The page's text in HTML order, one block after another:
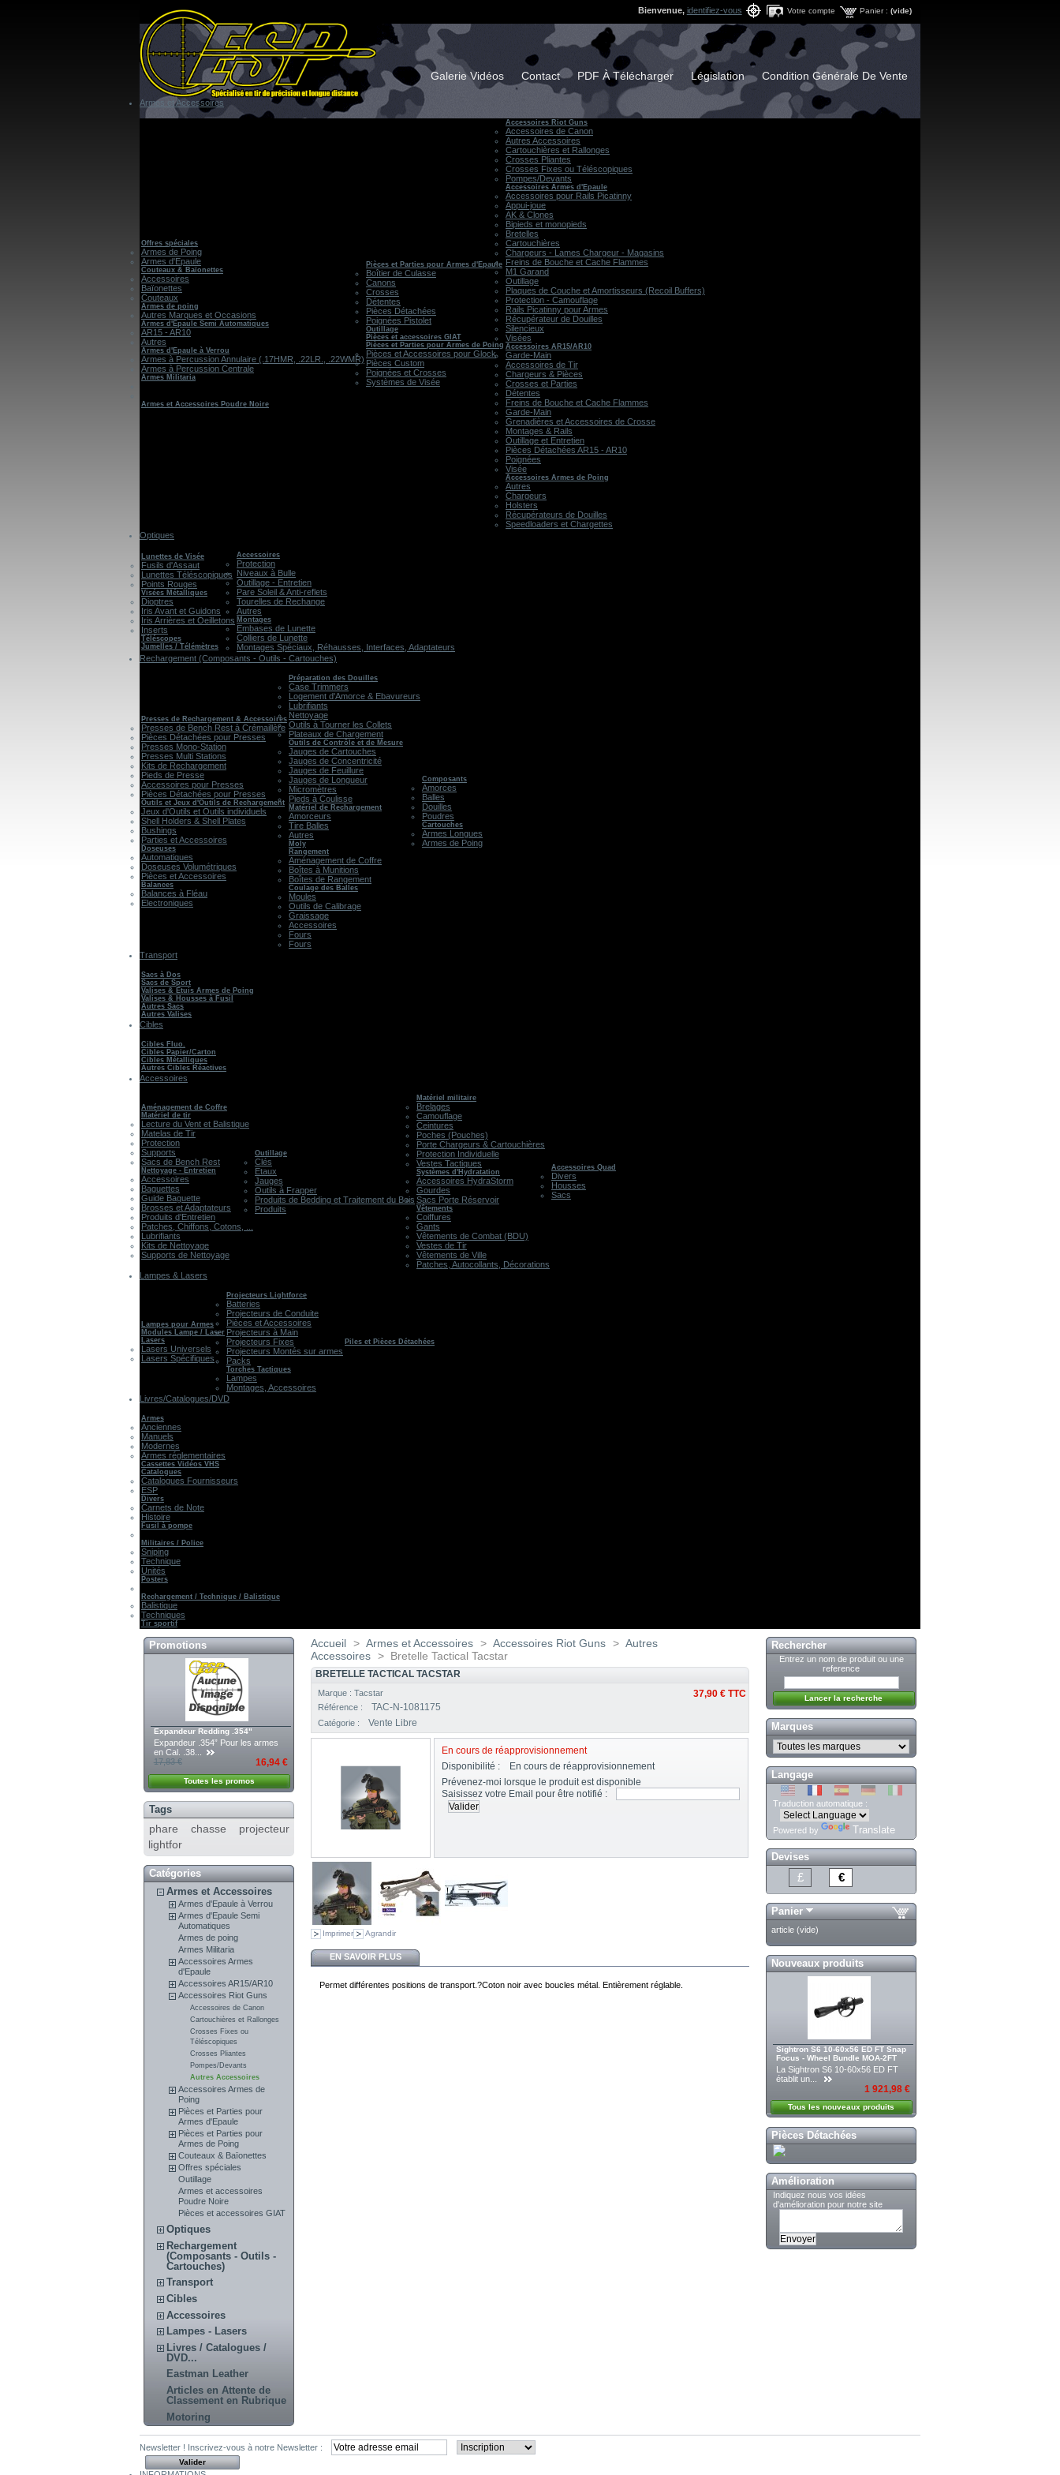
Bienvenue, identifiez-vous Panier : (vide)
Votre compte
Galerie Vidéos Contact PDF À Télécharger Législation Condition Générale De Vente
Armes et Accessoires
Offres spéciales
Armes de Poing
Armes d'Epaule
Couteaux & Baïonettes
Accessoires
Baïonettes
Couteaux
Armes de poing
Autres Marques et Occasions
Armes d'Epaule Semi Automatiques
AR15 - AR10
Autres
Armes d'Epaule à Verrou
Armes à Percussion Annulaire (.17HMR, .22LR., .22WMR)
Armes à Percussion Centrale
Armes Militaria
Armes et Accessoires Poudre Noire
Pièces et Parties pour Armes d'Epaule
Boîtier de Culasse
Canons
Crosses
Détentes
Pièces Détachées
Poignées Pistolet
Outillage
Pièces et accessoires GIAT
Pièces et Parties pour Armes de Poing
Pièces et Accessoires pour Glock
Pièces Custom
Poignées et Crosses
Systèmes de Visée
Accessoires Riot Guns
Accessoires de Canon
Autres Accessoires
Cartouchières et Rallonges
Crosses Pliantes
Crosses Fixes ou Téléscopiques
Pompes/Devants
Accessoires Armes d'Epaule
Accessoires pour Rails Picatinny
Appui-joue
AK & Clones
Bipieds et monopieds
Bretelles
Cartouchières
Chargeurs - Lames Chargeur - Magasins
Freins de Bouche et Cache Flammes
M1 Garand
Outillage
Plaques de Couche et Amortisseurs (Recoil Buffers)
Protection - Camouflage
Rails Picatinny pour Armes
Récupérateur de Douilles
Silencieux
Visées
Accessoires AR15/AR10
Garde-Main
Accessoires de Tir
Chargeurs & Pièces
Crosses et Parties
Détentes
Freins de Bouche et Cache Flammes
Garde-Main
Grenadières et Accessoires de Crosse
Montages & Rails
Outillage et Entretien
Pièces Détachées AR15 - AR10
Poignées
Visée
Accessoires Armes de Poing
Autres
Chargeurs
Holsters
Récupérateurs de Douilles
Speedloaders et Chargettes
Optiques
Lunettes de Visée
Fusils d'Assaut
Lunettes Téléscopiques
Points Rouges
Visées Métalliques
Dioptres
Iris Avant et Guidons
Iris Arrières et Oeilletons
Inserts
Téléscopes
Jumelles / Télémètres
Accessoires
Protection
Niveaux à Bulle
Outillage - Entretien
Pare Soleil & Anti-reflets
Tourelles de Rechange
Autres
Montages
Embases de Lunette
Colliers de Lunette
Montages Spéciaux, Réhausses, Interfaces, Adaptateurs
Rechargement (Composants - Outils - Cartouches)
Presses de Rechargement & Accessoires
Presses de Bench Rest à Crémaillère
Pièces Détachées pour Presses
Presses Mono-Station
Presses Multi Stations
Kits de Rechargement
Pieds de Presse
Accessoires pour Presses
Pièces Détachées pour Presses
Outils et Jeux d'Outils de Rechargement
Jeux d'Outils et Outils individuels
Shell Holders & Shell Plates
Bushings
Parties et Accessoires
Doseuses
Automatiques
Doseuses Volumétriques
Pièces et Accessoires
Balances
Balances à Fléau
Electroniques
Préparation des Douilles
Case Trimmers
Logement d'Amorce & Ebavureurs
Lubrifiants
Nettoyage
Outils à Tourner les Collets
Plateaux de Chargement
Outils de Contrôle et de Mesure
Jauges de Cartouches
Jauges de Concentricité
Jauges de Feuillure
Jauges de Longueur
Micromètres
Pieds à Coulisse
Matériel de Rechargement
Amorceurs
Tire Balles
Autres
Moly
Rangement
Aménagement de Coffre
Boîtes à Munitions
Boîtes de Rangement
Coulage des Balles
Moules
Outils de Calibrage
Graissage
Accessoires
Fours
Fours
Composants
Amorces
Balles
Douilles
Poudres
Cartouches
Armes Longues
Armes de Poing
Transport
Sacs à Dos
Sacs de Sport
Valises & Etuis Armes de Poing
Valises & Housses à Fusil
Autres Sacs
Autres Valises
Cibles
Cibles Fluo.
Cibles Papier/Carton
Cibles Métalliques
Autres Cibles Réactives
Accessoires
Aménagement de Coffre
Matériel de tir
Lecture du Vent et Balistique
Matelas de Tir
Protection
Supports
Sacs de Bench Rest
Nettoyage - Entretien
Accessoires
Baguettes
Guide Baguette
Brosses et Adaptateurs
Produits d'Entretien
Patches, Chiffons, Cotons, ...
Lubrifiants
Kits de Nettoyage
Supports de Nettoyage
Outillage
Clés
Etaux
Jauges
Outils à Frapper
Produits de Bedding et Traitement du Bois
Produits
Matériel militaire
Brelages
Camouflage
Ceintures
Poches (Pouches)
Porte Chargeurs & Cartouchières
Protection Individuelle
Vestes Tactiques
Systèmes d'Hydratation
Accessoires HydraStorm
Gourdes
Sacs Porte Réservoir
Vêtements
Coiffures
Gants
Vêtements de Combat (BDU)
Vestes de Tir
Vêtements de Ville
Patches, Autocollants, Décorations
Accessoires Quad
Divers
Housses
Sacs
Lampes & Lasers
Lampes pour Armes
Modules Lampe / Laser
Lasers
Lasers Universels
Lasers Spécifiques
Projecteurs Lightforce
Batteries
Projecteurs de Conduite
Pièces et Accessoires
Projecteurs à Main
Projecteurs Fixes
Projecteurs Montés sur armes
Packs
Torches Tactiques
Lampes
Montages, Accessoires
Piles et Pièces Détachées
Livres/Catalogues/DVD
Armes
Anciennes
Manuels
Modernes
Armes réglementaires
Cassettes Vidéos VHS
Catalogues
Catalogues Fournisseurs
ESP
Divers
Carnets de Note
Histoire
Fusil à pompe
Militaires / Police
Sniping
Technique
Unités
Posters
Rechargement / Technique / Balistique
Balistique
Techniques
Tir sportif
Promotions
Expandeur Redding .354"
Expandeur .354” Pour les armes
en Cal. .38...
17,83 €
16,94 €
Toutes les promos
Tags
phare chasse projecteur
lightfor
Catégories
Armes et Accessoires
Armes d'Epaule à Verrou
Armes d'Epaule Semi
Automatiques
Armes de poing
Armes Militaria
Accessoires Armes
d'Epaule
Accessoires AR15/AR10
Accessoires Riot Guns
Accessoires de Canon
Cartouchières et Rallonges
Crosses Fixes ou
Téléscopiques
Crosses Pliantes
Pompes/Devants
Autres Accessoires
Accessoires Armes de
Poing
Pièces et Parties pour
Armes d'Epaule
Pièces et Parties pour
Armes de Poing
Couteaux & Baïonettes
Offres spéciales
Outillage
Armes et accessoires
Poudre Noire
Pièces et accessoires GIAT
Optiques
Rechargement
(Composants - Outils -
Cartouches)
Transport
Cibles
Accessoires
Lampes - Lasers
Livres / Catalogues /
DVD...
Eastman Leather
Articles en Attente de
Classement en Rubrique
Motoring
Accueil > Armes et Accessoires > Accessoires Riot Guns > Autres
Accessoires > Bretelle Tactical Tacstar
BRETELLE TACTICAL TACSTAR
Marque : Tacstar
Référence :
TAC-N-1081175
Catégorie : Vente Libre
37,90 € TTC
Imprimer Agrandir
En cours de réapprovisionnement
Disponibilité :
En cours de réapprovisionnement
Prévenez-moi lorsque le produit est disponible
Saisissez votre Email pour être notifié :
EN SAVOIR PLUS
Permet différentes positions de transport.?Coton noir avec boucles métal. Entièrement réglable.
Rechercher
Entrez un nom de produit ou une
reference
Marques
Langage
Traduction automatique :
Powered by Translate
Devises
£ €
Panier
article (vide)
Nouveaux produits
Sightron S6 10-60x56 ED FT Snap
Focus - Wheel Bundle MOA-2FT
La Sightron S6 10-60x56 ED FT
établit un...
1 921,98 €
Tous les nouveaux produits
Pièces Détachées
Amélioration
Indiquez nous vos idées
d'amélioration pour notre site
Newsletter ! Inscrivez-vous à notre Newsletter :